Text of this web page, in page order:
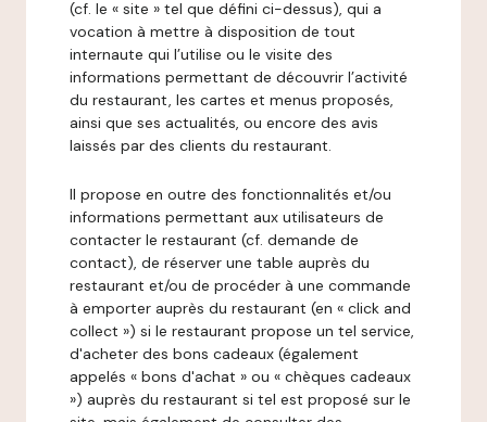
(cf. le « site » tel que défini ci-dessus), qui a
vocation à mettre à disposition de tout
internaute qui l’utilise ou le visite des
informations permettant de découvrir l’activité
du restaurant, les cartes et menus proposés,
ainsi que ses actualités, ou encore des avis
laissés par des clients du restaurant.
Il propose en outre des fonctionnalités et/ou
informations permettant aux utilisateurs de
contacter le restaurant (cf. demande de
contact), de réserver une table auprès du
restaurant et/ou de procéder à une commande
à emporter auprès du restaurant (en « click and
collect ») si le restaurant propose un tel service,
d'acheter des bons cadeaux (également
appelés « bons d'achat » ou « chèques cadeaux
») auprès du restaurant si tel est proposé sur le